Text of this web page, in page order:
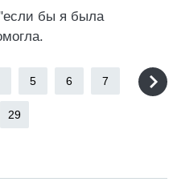
"если бы я была
5 6 7
29